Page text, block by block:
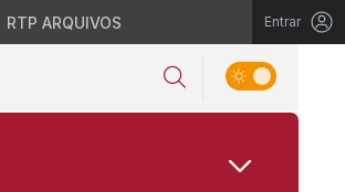
RTP ARQUIVOS Entrar